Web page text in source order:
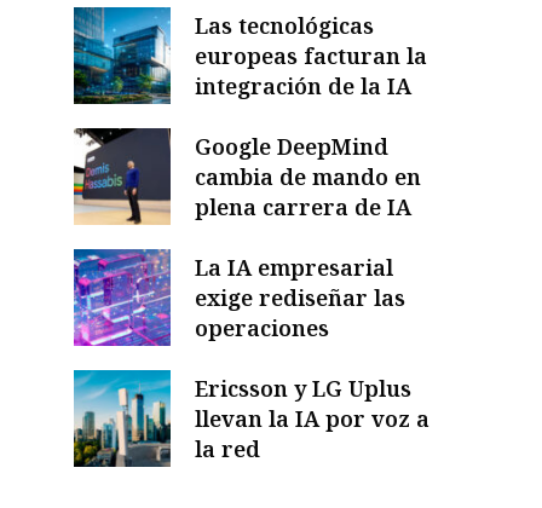
Las tecnológicas
europeas facturan la
integración de la IA
Google DeepMind
cambia de mando en
plena carrera de IA
La IA empresarial
exige rediseñar las
operaciones
Ericsson y LG Uplus
llevan la IA por voz a
la red